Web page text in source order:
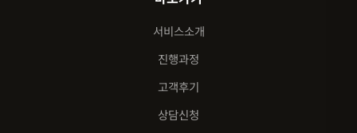
서비스소개
진행과정
고객후기
상담신청